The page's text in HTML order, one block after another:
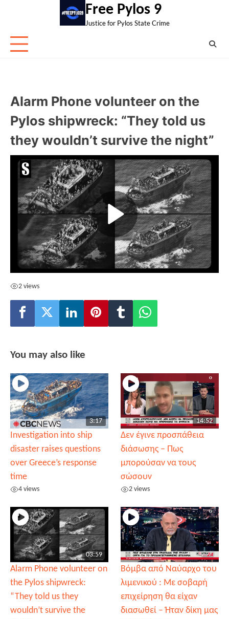
Free Pylos 9
Justice for Pylos State Crime
Alarm Phone volunteer on the
Pylos shipwreck: “They told us
they wouldn’t survive the night”
2 views
You may also like
3:17
Investigation into ship
disaster raises questions
over Greece’s response
time
4 views
14:52
Δεν έγινε προσπάθεια
διάσωσης – Πως
μπορούσαν να τους
σώσουν
2 views
03:59
Alarm Phone volunteer on
the Pylos shipwreck:
“They told us they
wouldn’t survive the
Βόμβα από Ναύαρχο του
λιμενικού : Με σοβαρή
επιχείρηση θα είχαν
διασωθεί – Ήταν δίκη μας